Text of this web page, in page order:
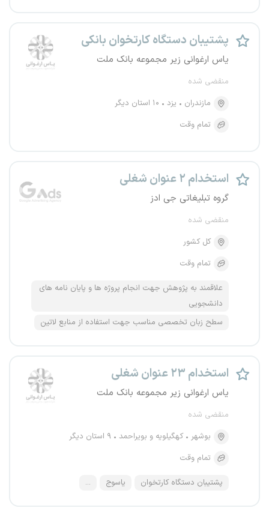
پشتیبان دستگاه کارتخوان بانکی
یاس ارغوانی زیر مجموعه بانک ملت
منقضی شده
مازندران
یزد
۱۰ استان دیگر
تمام وقت
استخدام ۲ عنوان شغلی
گروه تبلیغاتی جی ادز
منقضی شده
کل کشور
تمام وقت
علاقمند به پژوهش جهت انجام پروژه ها و پایان نامه های
دانشجویی
سطح زبان تخصصی مناسب جهت استفاده از منابع لاتین
استخدام ۲۳ عنوان شغلی
یاس ارغوانی زیر مجموعه بانک ملت
منقضی شده
بوشهر
کهگیلویه و بویراحمد
۹ استان دیگر
تمام وقت
پشتیبان دستگاه کارتخوان یاسوج ...